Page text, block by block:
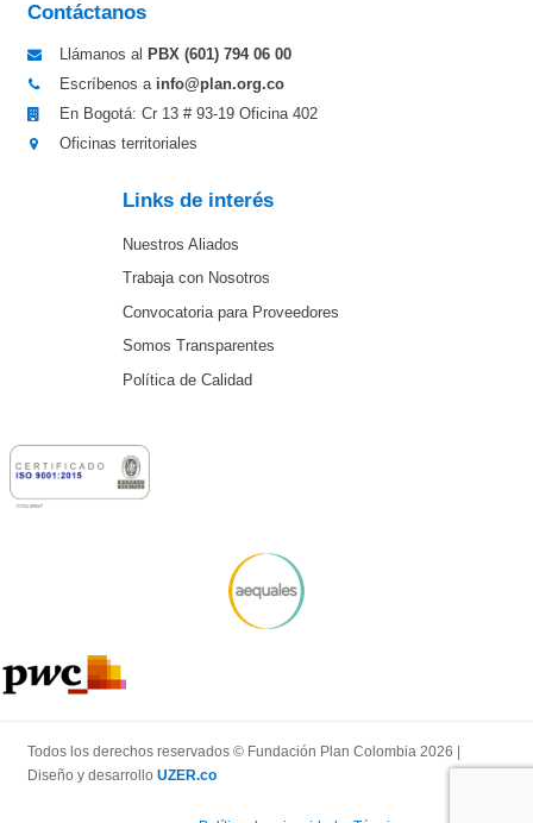
Contáctanos
Llámanos al PBX (601) 794 06 00
Escríbenos a info@plan.org.co
En Bogotá: Cr 13 # 93-19 Oficina 402
Oficinas territoriales
Links de interés
Nuestros Aliados
Trabaja con Nosotros
Convocatoria para Proveedores
Somos Transparentes
Política de Calidad
Todos los derechos reservados © Fundación Plan Colombia 2026 |
Diseño y desarrollo UZER.co